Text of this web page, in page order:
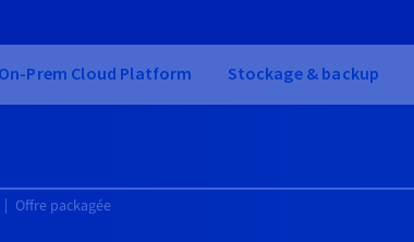
On-Prem Cloud Platform Stockage & backup
Offre packagée